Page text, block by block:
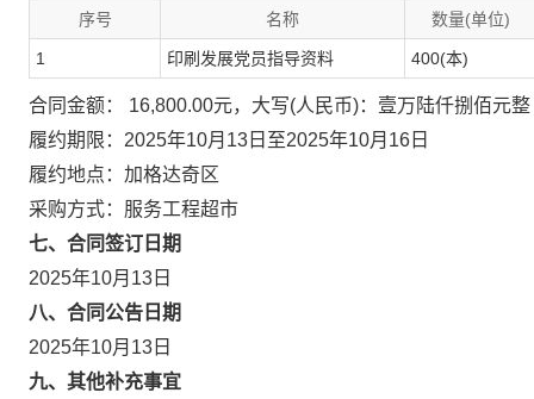
序号 名称 数量(单位)
1 印刷发展党员指导资料 400(本)
合同金额： 16,800.00元，大写(人民币)：壹万陆仟捌佰元整
履约期限：2025年10月13日至2025年10月16日
履约地点：加格达奇区
采购方式：服务工程超市
七、合同签订日期
2025年10月13日
八、合同公告日期
2025年10月13日
九、其他补充事宜